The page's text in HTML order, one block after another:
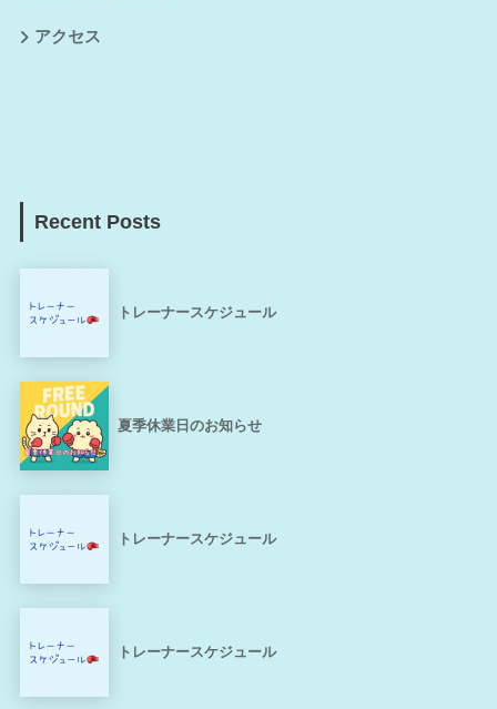
アクセス
Recent Posts
トレーナースケジュール
夏季休業日のお知らせ
トレーナースケジュール
トレーナースケジュール